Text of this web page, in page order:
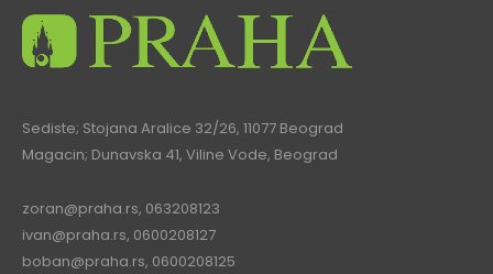
Sediste; Stojana Aralice 32/26, 11077 Beograd
Magacin; Dunavska 41, Viline Vode, Beograd
zoran@praha.rs, 063208123
ivan@praha.rs, 0600208127
boban@praha.rs, 0600208125